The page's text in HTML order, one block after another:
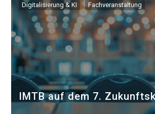
Digitalisierung & KI Fachveranstaltung
IMTB auf dem 7.